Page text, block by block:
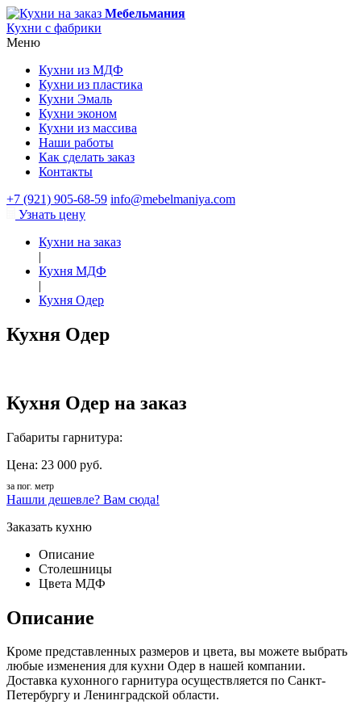
Мебельмания
Кухни с фабрики
Меню
Кухни из МДФ
Кухни из пластика
Кухни Эмаль
Кухни эконом
Кухни из массива
Наши работы
Как сделать заказ
Контакты
+7 (921) 905-68-59 info@mebelmaniya.com
Узнать цену
Кухни на заказ
|
Кухня МДФ
|
Кухня Одер
Кухня Одер
Кухня Одер на заказ
Габариты гарнитура:
Цена: 23 000 руб.
за пог. метр
Нашли дешевле? Вам сюда!
Заказать кухню
Описание
Столешницы
Цвета МДФ
Описание
Кроме представленных размеров и цвета, вы можете выбрать
любые изменения для кухни Одер в нашей компании.
Доставка кухонного гарнитура осуществляется по Санкт-
Петербургу и Ленинградской области.